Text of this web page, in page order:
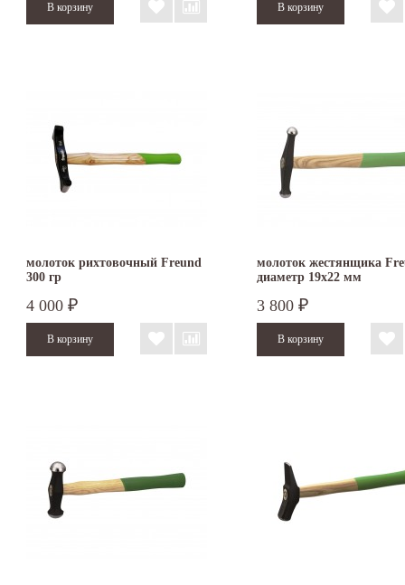
молоток рихтовочный Freund
300 гр
4 000 ₽
молоток жестянщика
диаметр 19х22 мм
3 800 ₽